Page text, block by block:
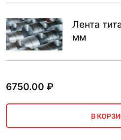
Лента
мм
6750.00 ₽
В